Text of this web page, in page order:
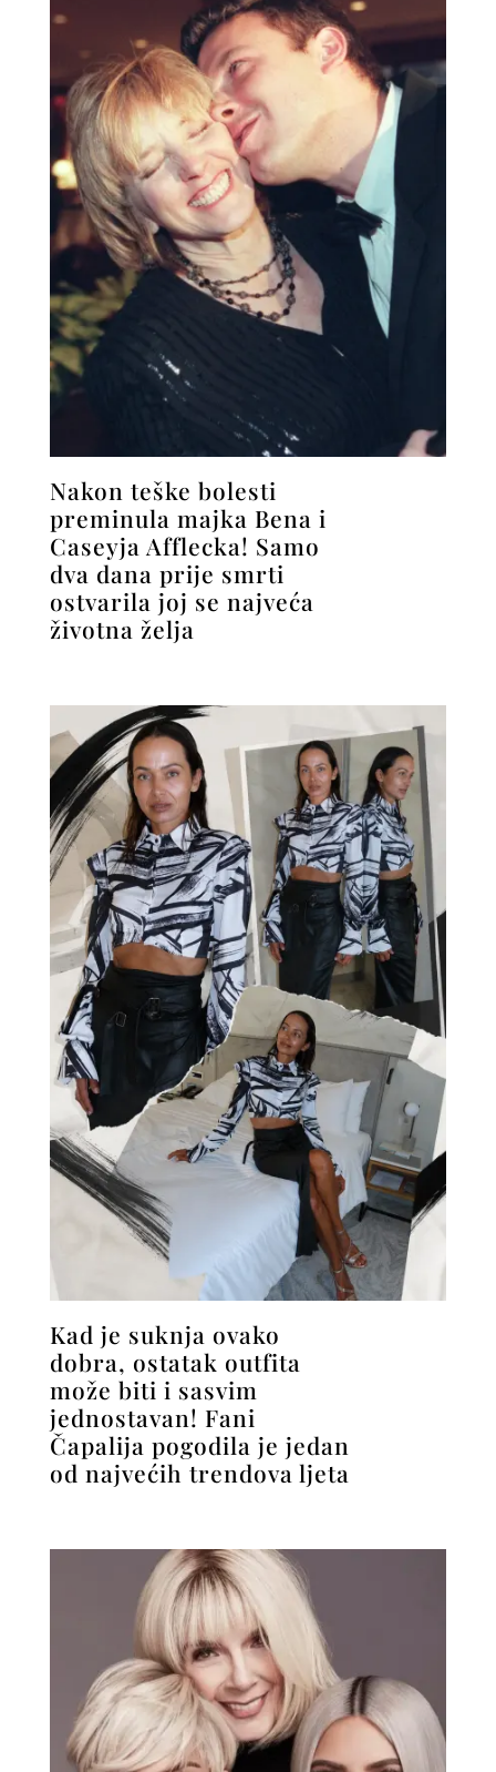
Nakon teške bolesti
preminula majka Bena i
Caseyja Afflecka! Samo
dva dana prije smrti
ostvarila joj se najveća
životna želja
Kad je suknja ovako
dobra, ostatak outfita
može biti i sasvim
jednostavan! Fani
Čapalija pogodila je jedan
od najvećih trendova ljeta